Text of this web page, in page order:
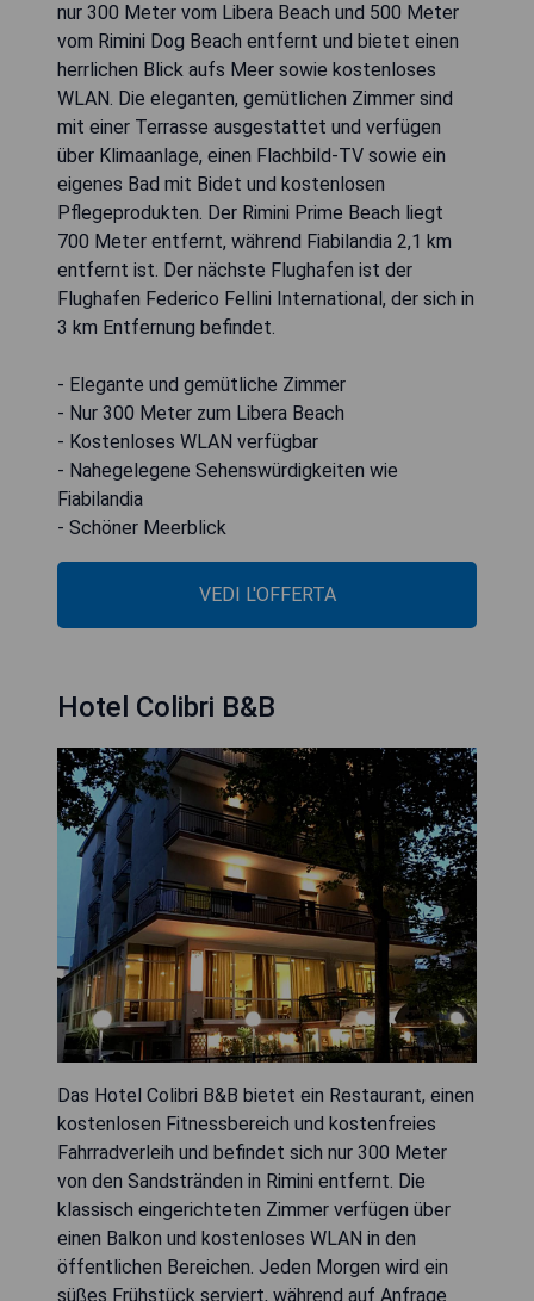
nur 300 Meter vom Libera Beach und 500 Meter
vom Rimini Dog Beach entfernt und bietet einen
herrlichen Blick aufs Meer sowie kostenloses
WLAN. Die eleganten, gemütlichen Zimmer sind
mit einer Terrasse ausgestattet und verfügen
über Klimaanlage, einen Flachbild-TV sowie ein
eigenes Bad mit Bidet und kostenlosen
Pflegeprodukten. Der Rimini Prime Beach liegt
700 Meter entfernt, während Fiabilandia 2,1 km
entfernt ist. Der nächste Flughafen ist der
Flughafen Federico Fellini International, der sich in
3 km Entfernung befindet.
- Elegante und gemütliche Zimmer
- Nur 300 Meter zum Libera Beach
- Kostenloses WLAN verfügbar
- Nahegelegene Sehenswürdigkeiten wie
Fiabilandia
- Schöner Meerblick
VEDI L'OFFERTA
Hotel Colibri B&B
Das Hotel Colibri B&B bietet ein Restaurant, einen
kostenlosen Fitnessbereich und kostenfreies
Fahrradverleih und befindet sich nur 300 Meter
von den Sandstränden in Rimini entfernt. Die
klassisch eingerichteten Zimmer verfügen über
einen Balkon und kostenloses WLAN in den
öffentlichen Bereichen. Jeden Morgen wird ein
süßes Frühstück serviert, während auf Anfrage